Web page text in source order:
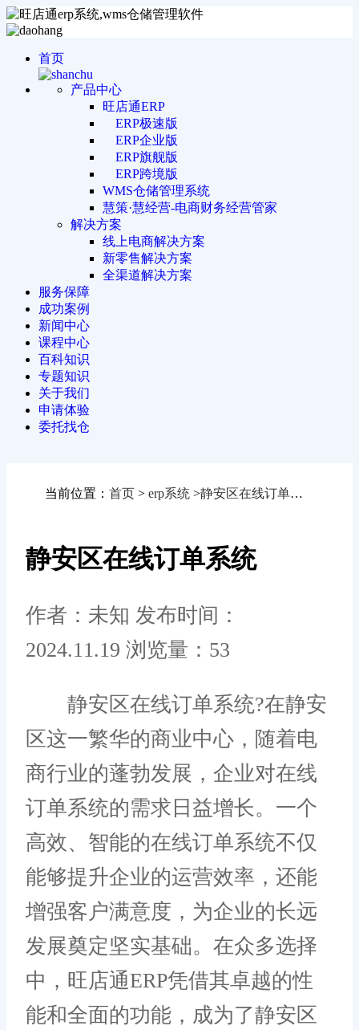
首页
产品中心
旺店通ERP
ERP极速版
ERP企业版
ERP旗舰版
ERP跨境版
WMS仓储管理系统
慧策·慧经营-电商财务经营管家
解决方案
线上电商解决方案
新零售解决方案
全渠道解决方案
服务保障
成功案例
新闻中心
课程中心
百科知识
专题知识
关于我们
申请体验
委托找仓
当前位置： 首页 > erp系统 >静安区在线订单系统
静安区在线订单系统
作者：未知 发布时间：
2024.11.19 浏览量：53
静安区在线订单系统?在静安
区这一繁华的商业中心，随着电
商行业的蓬勃发展，企业对在线
订单系统的需求日益增长。一个
高效、智能的在线订单系统不仅
能够提升企业的运营效率，还能
增强客户满意度，为企业的长远
发展奠定坚实基础。在众多选择
中，旺店通ERP凭借其卓越的性
能和全面的功能，成为了静安区